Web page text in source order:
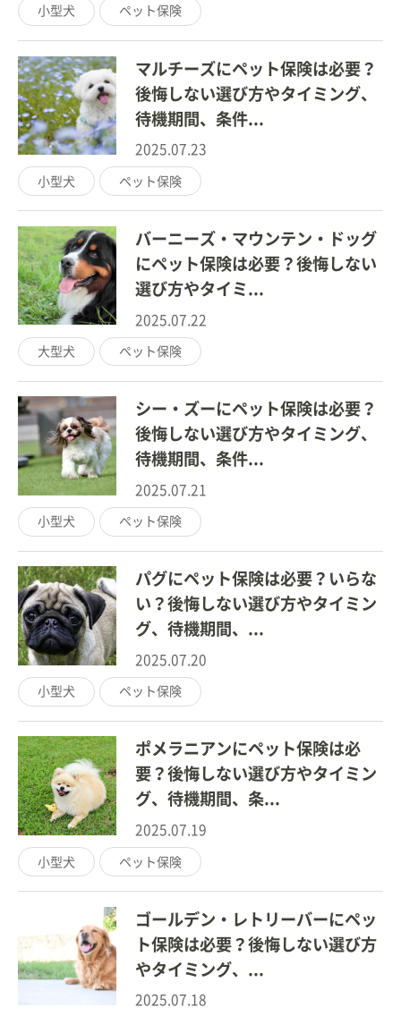
小型犬 ペット保険
マルチーズにペット保険は必要？
後悔しない選び方やタイミング、
待機期間、条件...
2025.07.23
小型犬 ペット保険
バーニーズ・マウンテン・ドッグ
にペット保険は必要？後悔しない
選び方やタイミ...
2025.07.22
大型犬 ペット保険
シー・ズーにペット保険は必要？
後悔しない選び方やタイミング、
待機期間、条件...
2025.07.21
小型犬 ペット保険
パグにペット保険は必要？いらな
い？後悔しない選び方やタイミン
グ、待機期間、...
2025.07.20
小型犬 ペット保険
ポメラニアンにペット保険は必
要？後悔しない選び方やタイミン
グ、待機期間、条...
2025.07.19
小型犬 ペット保険
ゴールデン・レトリーバーにペッ
ト保険は必要？後悔しない選び方
やタイミング、...
2025.07.18